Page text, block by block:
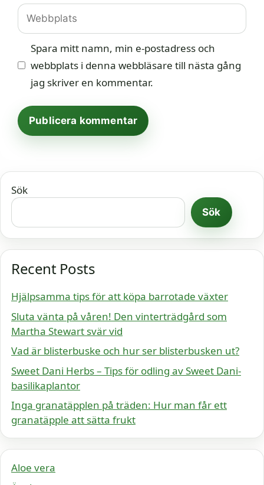
Webbplats
Spara mitt namn, min e-postadress och
webbplats i denna webbläsare till nästa gång
jag skriver en kommentar.
Sök
Sök
Recent Posts
Hjälpsamma tips för att köpa barrotade växter
Sluta vänta på våren! Den vinterträdgård som
Martha Stewart svär vid
Vad är blisterbuske och hur ser blisterbusken ut?
Sweet Dani Herbs – Tips för odling av Sweet Dani-
basilikaplantor
Inga granatäpplen på träden: Hur man får ett
granatäpple att sätta frukt
Aloe vera